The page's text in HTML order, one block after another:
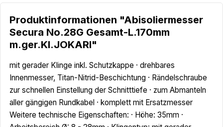
Produktinformationen "Abisoliermesser
Secura No.28G Gesamt-L.170mm
m.ger.Kl.JOKARI"
mit gerader Klinge inkl. Schutzkappe · drehbares
Innenmesser, Titan-Nitrid-Beschichtung · Rändelschraube
zur schnellen Einstellung der Schnitttiefe · zum Abmanteln
aller gängigen Rundkabel · komplett mit Ersatzmesser
Weitere technische Eigenschaften: · Höhe: 35mm ·